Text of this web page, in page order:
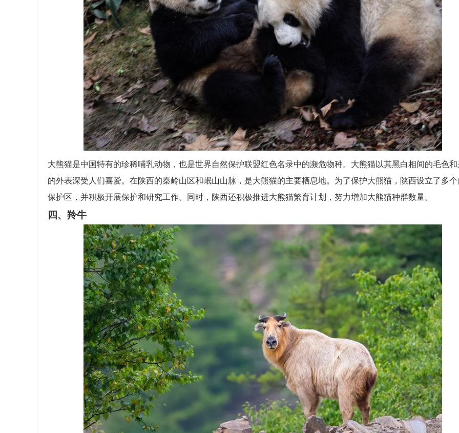
大熊猫是中国特有的珍稀哺乳动物，也是世界自然保护联盟红色名录中的濒危物种。大熊猫以其黑白相间的毛色
的外表深受人们喜爱。在陕西的秦岭山区和岷山山脉，是大熊猫的主要栖息地。为了保护大熊猫，陕西设立了多个
保护区，并积极开展保护和研究工作。同时，陕西还积极推进大熊猫繁育计划，努力增加大熊猫种群数量。
四、羚牛